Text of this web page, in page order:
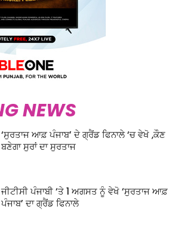
NEWS
‘ਸੁਰਤਾਜ ਆਫ਼ ਪੰਜਾਬ’ ਦੇ ਗ੍ਰੈਂਡ ਫਿਨਾਲੇ ‘ਚ ਵੇਖੋ ,ਕੌਣ
ਬਣੇਗਾ ਸੁਰਾਂ ਦਾ ਸੁਰਤਾਜ
ਜੀਟੀਸੀ ਪੰਜਾਬੀ ‘ਤੇ 1 ਅਗਸਤ ਨੂੰ ਵੇਖੋ ‘ਸੁਰਤਾਜ ਆਫ਼
ਪੰਜਾਬ’ ਦਾ ਗ੍ਰੈਂਡ ਫਿਨਾਲੇ